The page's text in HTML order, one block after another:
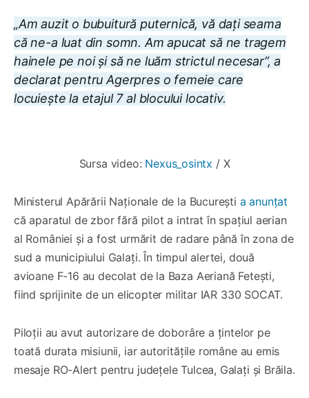
„Am auzit o bubuitură puternică, vă dați seama
că ne-a luat din somn. Am apucat să ne tragem
hainele pe noi și să ne luăm strictul necesar”, a
declarat pentru Agerpres o femeie care
locuiește la etajul 7 al blocului locativ.
Sursa video: Nexus_osintx / X
Ministerul Apărării Naționale de la București a anunțat
că aparatul de zbor fără pilot a intrat în spațiul aerian
al României și a fost urmărit de radare până în zona de
sud a municipiului Galați. În timpul alertei, două
avioane F-16 au decolat de la Baza Aeriană Fetești,
fiind sprijinite de un elicopter militar IAR 330 SOCAT.
Piloții au avut autorizare de doborâre a țintelor pe
toată durata misiunii, iar autoritățile române au emis
mesaje RO-Alert pentru județele Tulcea, Galați și Brăila.